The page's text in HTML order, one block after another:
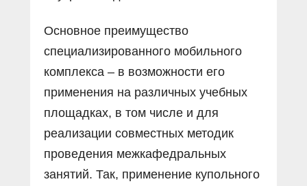
Основное преимущество
специализированного мобильного
комплекса – в возможности его
применения на различных учебных
площадках, в том числе и для
реализации совместных методик
проведения межкафед­ральных
занятий. Так, применение купольного